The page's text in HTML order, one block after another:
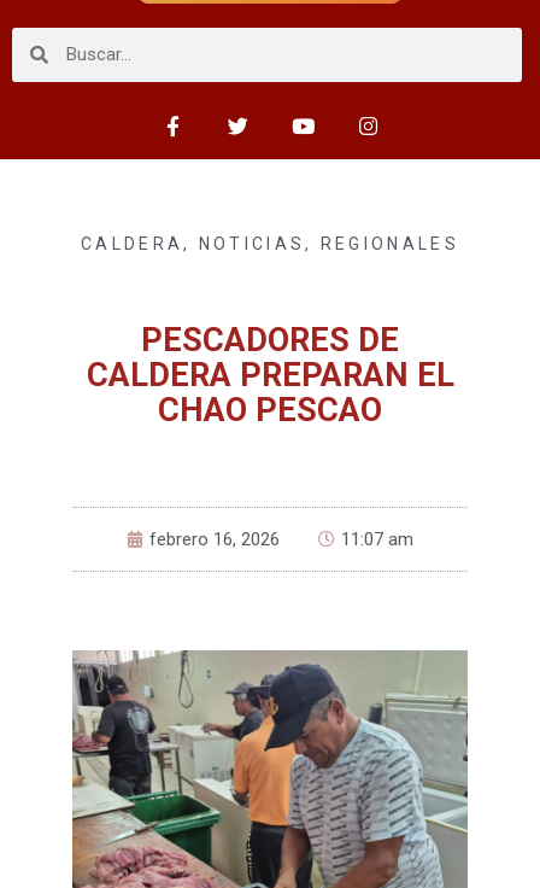
CALDERA, NOTICIAS, REGIONALES
PESCADORES DE
CALDERA PREPARAN EL
CHAO PESCAO
febrero 16, 2026 11:07 am